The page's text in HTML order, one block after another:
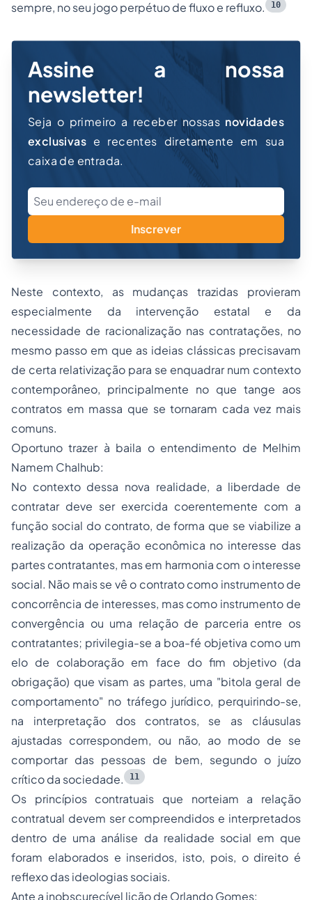
sempre, no seu jogo perpétuo de fluxo e refluxo. 10
Assine a nossa
newsletter!
Seja o primeiro a receber nossas novidades
exclusivas e recentes diretamente em sua
caixa de entrada.
Inscrever
Neste contexto, as mudanças trazidas provieram
especialmente da intervenção estatal e da
necessidade de racionalização nas contratações, no
mesmo passo em que as ideias clássicas precisavam
de certa relativização para se enquadrar num contexto
contemporâneo, principalmente no que tange aos
contratos em massa que se tornaram cada vez mais
comuns.
Oportuno trazer à baila o entendimento de Melhim
Namem Chalhub:
No contexto dessa nova realidade, a liberdade de
contratar deve ser exercida coerentemente com a
função social do contrato, de forma que se viabilize a
realização da operação econômica no interesse das
partes contratantes, mas em harmonia com o interesse
social. Não mais se vê o contrato como instrumento de
concorrência de interesses, mas como instrumento de
convergência ou uma relação de parceria entre os
contratantes; privilegia-se a boa-fé objetiva como um
elo de colaboração em face do fim objetivo (da
obrigação) que visam as partes, uma "bitola geral de
comportamento" no tráfego jurídico, perquirindo-se,
na interpretação dos contratos, se as cláusulas
ajustadas correspondem, ou não, ao modo de se
comportar das pessoas de bem, segundo o juízo
crítico da sociedade.
11
Os princípios contratuais que norteiam a relação
contratual devem ser compreendidos e interpretados
dentro de uma análise da realidade social em que
foram elaborados e inseridos, isto, pois, o direito é
reflexo das ideologias sociais.
Ante a inobscurecível lição de Orlando Gomes: